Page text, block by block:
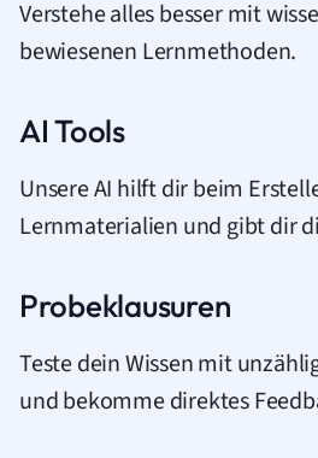
Verstehe alles besser mit
bewiesenen Lernmethoden.
AI Tools
Unsere AI hilft dir beim
Lernmaterialien und gibt dir
Probeklausuren
Teste dein Wissen mit
und bekomme direktes